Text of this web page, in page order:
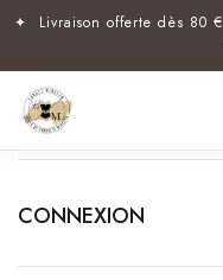
✦ Livraison offerte dès 80
CONNEXION